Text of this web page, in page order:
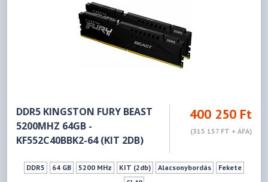
DDR5 KINGSTON FURY BEAST
5200MHZ 64GB -
KF552C40BBK2-64 (KIT 2DB)
400 250 Ft
(315 157 FT + ÁFA)
DDR5 64 GB 5200 MHz KIT (2db) Alacsonybordás
Fekete